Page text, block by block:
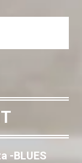
-BLUES